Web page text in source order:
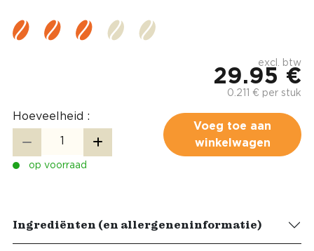
Hoeveelheid :
excl. btw
29.95 €
0.211 € per stuk
Voeg toe aan
winkelwagen
op voorraad
Ingrediënten (en allergeneninformatie)